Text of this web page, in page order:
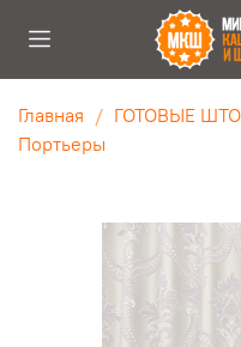
Главная
ГОТОВЫЕ
Портьеры